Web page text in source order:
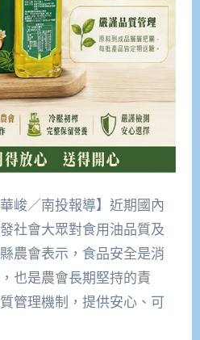
峻／南投報導】近期國內
社會大眾對食用油品質及
農會表示，食品安全是消
也是農會長期堅持的責
管理機制，提供安心、可